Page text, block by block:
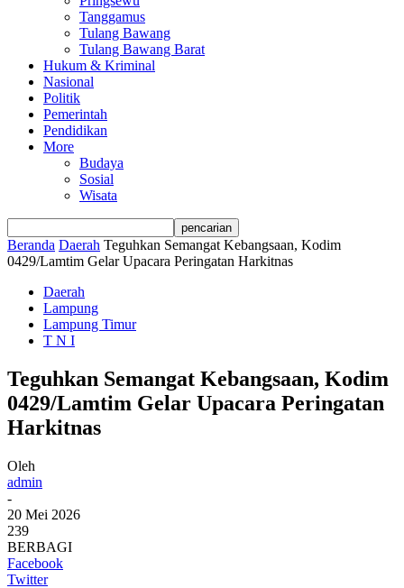
Tanggamus
Tulang Bawang
Tulang Bawang Barat
Hukum & Kriminal
Nasional
Politik
Pemerintah
Pendidikan
More
Budaya
Sosial
Wisata
Beranda Daerah Teguhkan Semangat Kebangsaan, Kodim
0429/Lamtim Gelar Upacara Peringatan Harkitnas
Daerah
Lampung
Lampung Timur
T N I
Teguhkan Semangat Kebangsaan, Kodim
0429/Lamtim Gelar Upacara Peringatan
Harkitnas
Oleh
admin
-
20 Mei 2026
239
BERBAGI
Facebook
Twitter